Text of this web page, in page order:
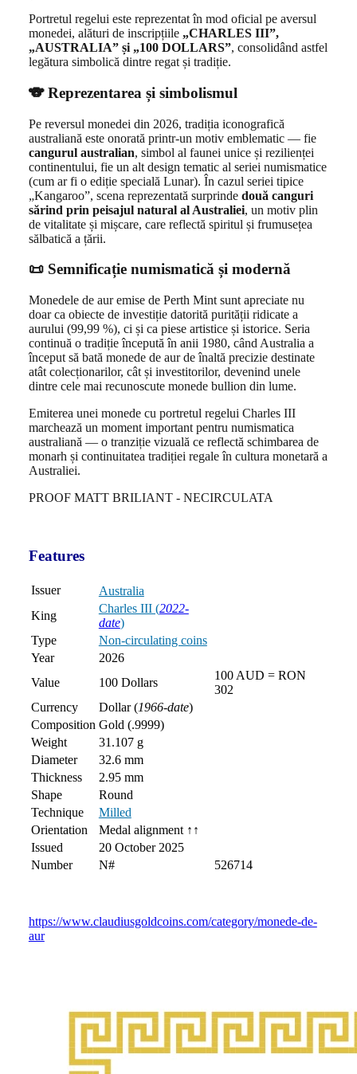
Portretul regelui este reprezentat în mod oficial pe aversul
monedei, alături de inscripțiile „CHARLES III”,
„AUSTRALIA” și „100 DOLLARS”, consolidând astfel
legătura simbolică dintre regat și tradiție.
🐨 Reprezentarea și simbolismul
Pe reversul monedei din 2026, tradiția iconografică
australiană este onorată printr-un motiv emblematic — fie
cangurul australian, simbol al faunei unice și rezilienței
continentului, fie un alt design tematic al seriei numismatice
(cum ar fi o ediție specială Lunar). În cazul seriei tipice
„Kangaroo”, scena reprezentată surprinde două canguri
sărind prin peisajul natural al Australiei, un motiv plin
de vitalitate și mișcare, care reflectă spiritul și frumusețea
sălbatică a țării.
📜 Semnificație numismatică și modernă
Monedele de aur emise de Perth Mint sunt apreciate nu
doar ca obiecte de investiție datorită purității ridicate a
aurului (99,99 %), ci și ca piese artistice și istorice. Seria
continuă o tradiție începută în anii 1980, când Australia a
început să bată monede de aur de înaltă precizie destinate
atât colecționarilor, cât și investitorilor, devenind unele
dintre cele mai recunoscute monede bullion din lume.
Emiterea unei monede cu portretul regelui Charles III
marchează un moment important pentru numismatica
australiană — o tranziție vizuală ce reflectă schimbarea de
monarh și continuitatea tradiției regale în cultura monetară a
Australiei.
PROOF MATT BRILIANT - NECIRCULATA
Features
Issuer
Australia
King
Charles III (2022-
date)
Type
Non-circulating coins
Year
2026
Value
100 Dollars
100 AUD = RON
302
Currency
Dollar (1966-date)
Composition Gold (.9999)
Weight
31.107 g
Diameter
32.6 mm
Thickness
2.95 mm
Shape
Round
Technique
Milled
Orientation
Medal alignment ↑↑
Issued
20 October 2025
Number
N# 526714
https://www.claudiusgoldcoins.com/category/monede-de-
aur